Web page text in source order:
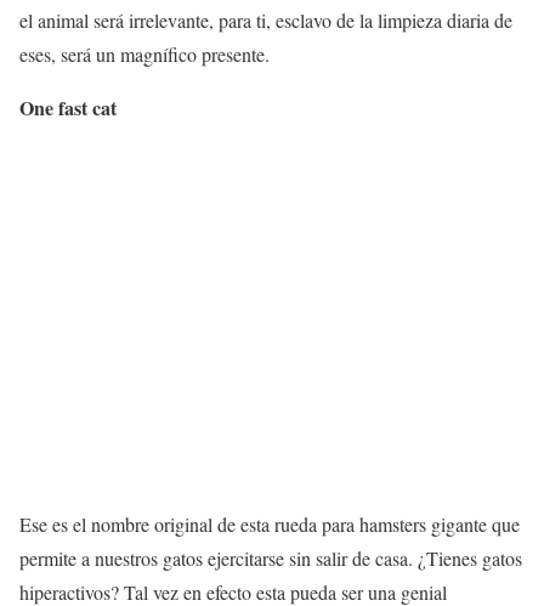
el animal será irrelevante, para ti, esclavo de la limpieza diaria de
eses, será un magnífico presente.
One fast cat
Ese es el nombre original de esta rueda para hamsters gigante que
permite a nuestros gatos ejercitarse sin salir de casa. ¿Tienes gatos
hiperactivos? Tal vez en efecto esta pueda ser una genial